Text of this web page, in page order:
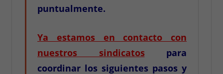
puntualmente.
Ya estamos en contacto con
nuestros sindicatos para
coordinar los siguientes pasos y